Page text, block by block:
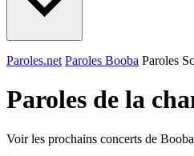
Paroles.net Paroles Booba Paroles
Paroles de la
Voir les prochains concerts de Booba